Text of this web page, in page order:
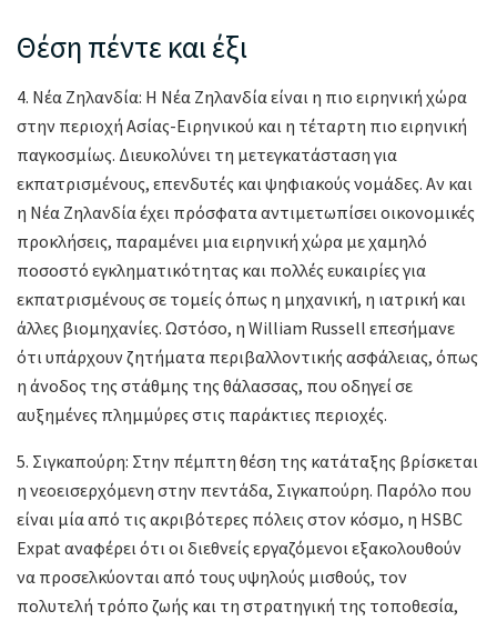
Θέση πέντε και έξι
4. Νέα Ζηλανδία: Η Νέα Ζηλανδία είναι η πιο ειρηνική χώρα
στην περιοχή Ασίας-Ειρηνικού και η τέταρτη πιο ειρηνική
παγκοσμίως. Διευκολύνει τη μετεγκατάσταση για
εκπατρισμένους, επενδυτές και ψηφιακούς νομάδες. Αν και
η Νέα Ζηλανδία έχει πρόσφατα αντιμετωπίσει οικονομικές
προκλήσεις, παραμένει μια ειρηνική χώρα με χαμηλό
ποσοστό εγκληματικότητας και πολλές ευκαιρίες για
εκπατρισμένους σε τομείς όπως η μηχανική, η ιατρική και
άλλες βιομηχανίες. Ωστόσο, η William Russell επεσήμανε
ότι υπάρχουν ζητήματα περιβαλλοντικής ασφάλειας, όπως
η άνοδος της στάθμης της θάλασσας, που οδηγεί σε
αυξημένες πλημμύρες στις παράκτιες περιοχές.
5. Σιγκαπούρη: Στην πέμπτη θέση της κατάταξης βρίσκεται
η νεοεισερχόμενη στην πεντάδα, Σιγκαπούρη. Παρόλο που
είναι μία από τις ακριβότερες πόλεις στον κόσμο, η HSBC
Expat αναφέρει ότι οι διεθνείς εργαζόμενοι εξακολουθούν
να προσελκύονται από τους υψηλούς μισθούς, τον
πολυτελή τρόπο ζωής και τη στρατηγική της τοποθεσία,